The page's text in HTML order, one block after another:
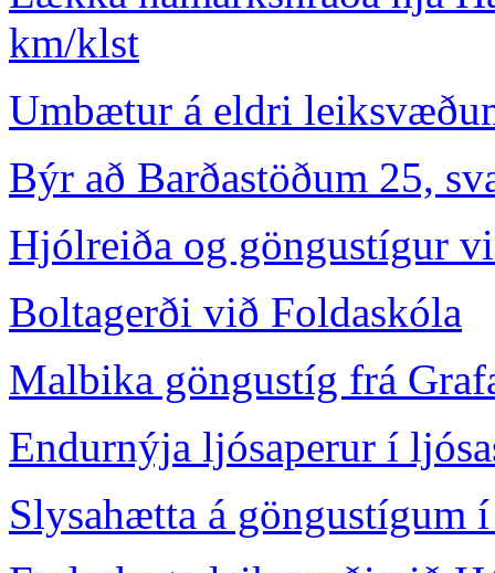
km/klst
Umbætur á eldri
Býr að Barðastöðum 25,
Hjólreiða og göngustígur
Boltagerði við Foldaskóla
Malbika göngustíg frá
Endurnýja ljósaperur í
Slysahætta á